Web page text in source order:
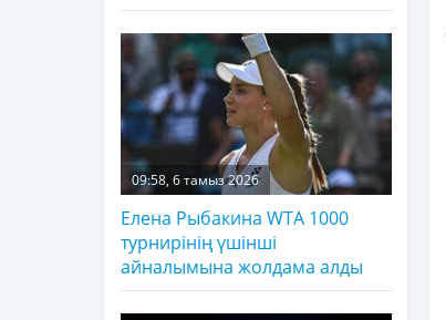
09:58, 6 тамыз 2026
Елена Рыбакина WTA 1000
турнирінің үшінші
айналымына жолдама алды